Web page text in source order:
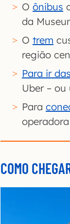
O ônibus
da
O trem
região
Para ir
Uber –
Para
COMO